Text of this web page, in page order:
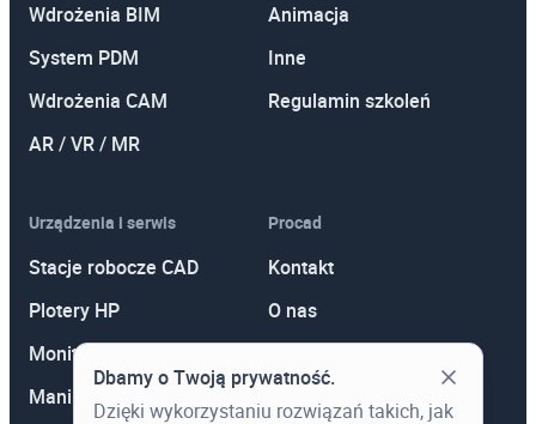
Wdrożenia BIM
System PDM
Wdrożenia CAM
AR / VR / MR
Animacja
Inne
Regulamin szkoleń
Urządzenia i serwis
Stacje robocze CAD
Plotery HP
Monitory
Manipulatory 3D
Procad
Kontakt
O nas
Dbamy o Twoją prywatność.
Dzięki wykorzystaniu rozwiązań takich, jak